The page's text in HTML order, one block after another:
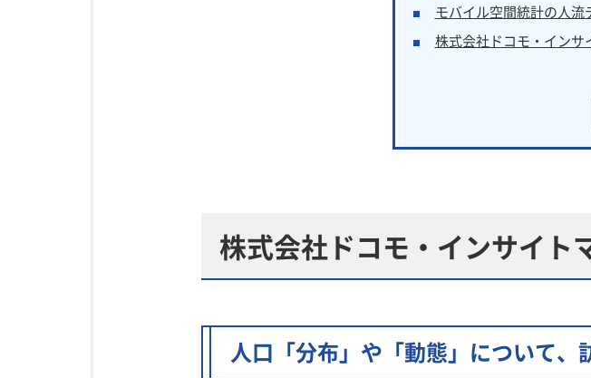
モバイル空間統計の人流
株式会社ドコモ・インサ
株式会社ドコモ・ インサイト
人口「分布」や「動態」について、